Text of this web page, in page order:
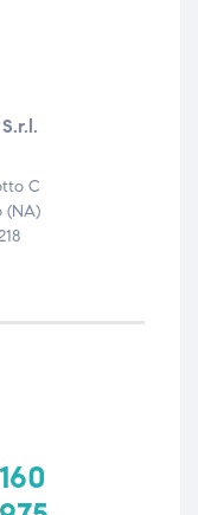
C
(NA)